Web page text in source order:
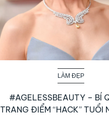
LÀM ĐẸP
#AGELESSBEAUTY – BÍ
TRANG ĐIỂM “HACK” TUỔI